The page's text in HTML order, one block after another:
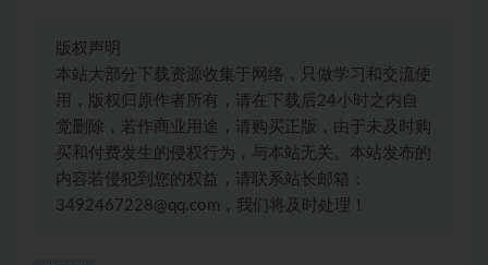
版权声明
本站大部分下载资源收集于网络，只做学习和交流使
用，版权归原作者所有，请在下载后24小时之内自
觉删除，若作商业用途，请购买正版，由于未及时购
买和付费发生的侵权行为，与本站无关。本站发布的
内容若侵犯到您的权益，请联系站长邮箱：
3492467228@qq.com，我们将及时处理！